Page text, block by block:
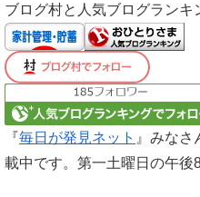
ブログ村と人気ブログランキ
『毎日が発見ネット 』みなさ
載中です。第一土曜日の午後